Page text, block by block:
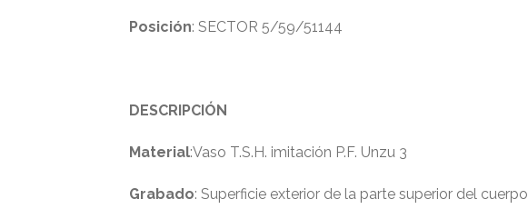
Posición: SECTOR 5/59/51144
DESCRIPCIÓN
Material:Vaso T.S.H. imitación P.F. Unzu 3
Grabado: Superficie exterior de la parte superior del cuerpo